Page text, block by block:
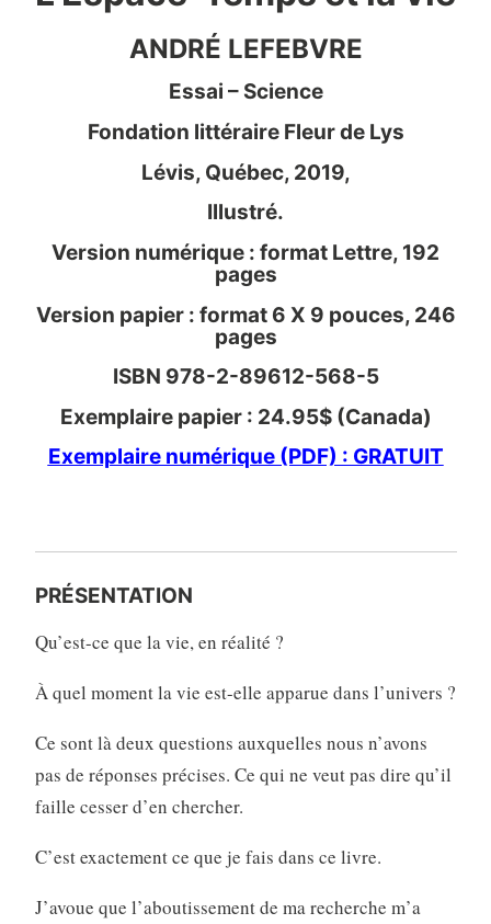
ANDRÉ LEFEBVRE
Essai – Science
Fondation littéraire Fleur de Lys
Lévis, Québec, 2019,
Illustré.
Version numérique : format Lettre, 192
pages
Version papier : format 6 X 9 pouces, 246
pages
ISBN 978-2-89612-568-5
Exemplaire papier : 24.95$ (Canada)
Exemplaire numérique (PDF) : GRATUIT
PRÉSENTATION
Qu’est-ce que la vie, en réalité ?
À quel moment la vie est-elle apparue dans l’univers ?
Ce sont là deux questions auxquelles nous n’avons
pas de réponses précises. Ce qui ne veut pas dire qu’il
faille cesser d’en chercher.
C’est exactement ce que je fais dans ce livre.
J’avoue que l’aboutissement de ma recherche m’a